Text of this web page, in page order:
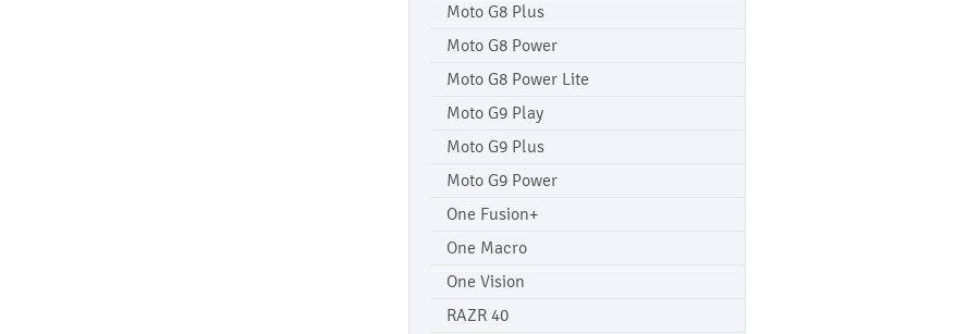
Moto G8 Plus
Moto G8 Power
Moto G8 Power Lite
Moto G9 Play
Moto G9 Plus
Moto G9 Power
One Fusion+
One Macro
One Vision
RAZR 40